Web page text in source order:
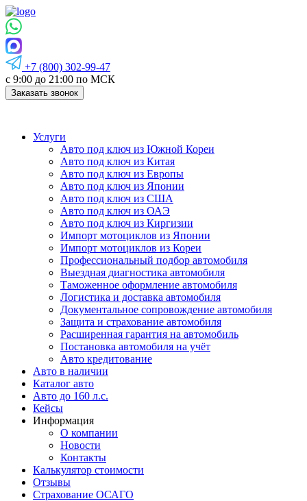
+7 (800) 302-99-47
с 9:00 до 21:00 по МСК
Заказать звонок
Услуги
Авто под ключ из Южной Кореи
Авто под ключ из Китая
Авто под ключ из Европы
Авто под ключ из Японии
Авто под ключ из США
Авто под ключ из ОАЭ
Авто под ключ из Киргизии
Импорт мотоциклов из Японии
Импорт мотоциклов из Кореи
Профессиональный подбор автомобиля
Выездная диагностика автомобиля
Таможенное оформление автомобиля
Логистика и доставка автомобиля
Документальное сопровождение автомобиля
Защита и страхование автомобиля
Расширенная гарантия на автомобиль
Постановка автомобиля на учёт
Авто кредитование
Авто в наличии
Каталог авто
Авто до 160 л.с.
Кейсы
Информация
О компании
Новости
Контакты
Калькулятор стоимости
Отзывы
Страхование ОСАГО